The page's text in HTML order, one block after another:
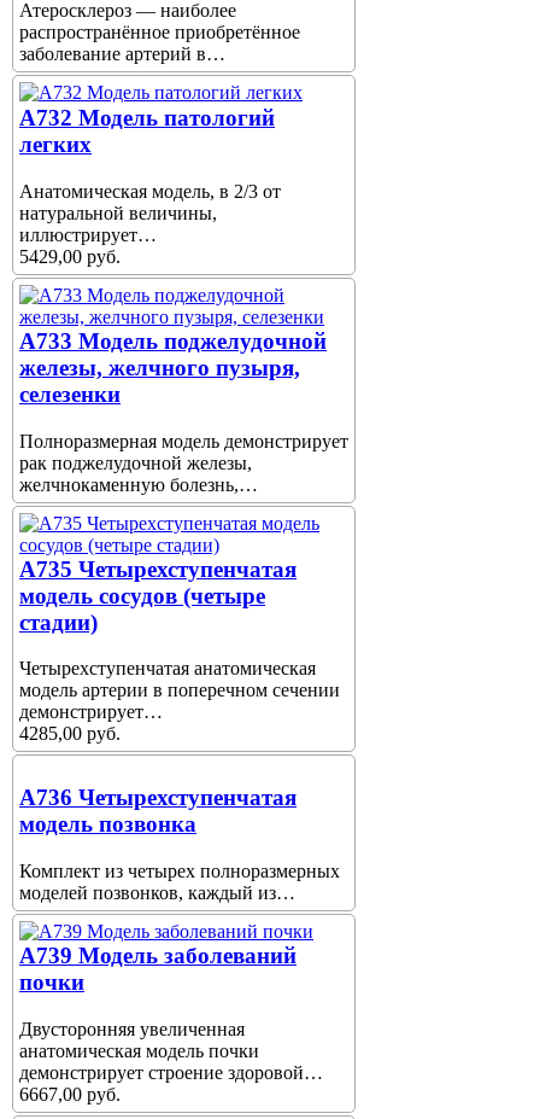
Атеросклероз — наиболее
распространённое приобретённое
заболевание артерий в…
A732 Модель патологий
легких
Анатомическая модель, в 2/3 от
натуральной величины,
иллюстрирует…
5429,00 руб.
A733 Модель поджелудочной
железы, желчного пузыря,
селезенки
Полноразмерная модель демонстрирует
рак поджелудочной железы,
желчнокаменную болезнь,…
A735 Четырехступенчатая
модель сосудов (четыре
стадии)
Четырехступенчатая анатомическая
модель артерии в поперечном сечении
демонстрирует…
4285,00 руб.
A736 Четырехступенчатая
модель позвонка
Комплект из четырех полноразмерных
моделей позвонков, каждый из…
A739 Модель заболеваний
почки
Двусторонняя увеличенная
анатомическая модель почки
демонстрирует строение здоровой…
6667,00 руб.